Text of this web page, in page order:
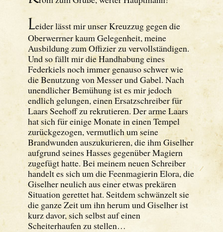
Leider lässt mir unser Kreuzzug gegen die
Oberwerrner kaum Gelegenheit, meine
Ausbildung zum Offizier zu vervollständigen.
Und so fällt mir die Handhabung eines
Federkiels noch immer genauso schwer wie
die Benutzung von Messer und Gabel. Nach
unendlicher Bemühung ist es mir jedoch
endlich gelungen, einen Ersatzschreiber für
Laars Seehoff zu rekrutieren. Der arme Laars
hat sich für einige Monate in einen Tempel
zurückgezogen, vermutlich um seine
Brandwunden auszukurieren, die ihm Giselher
aufgrund seines Hasses gegenüber Magiern
zugefügt hatte. Bei meinem neuen Schreiber
handelt es sich um die Feenmagierin Elora, die
Giselher neulich aus einer etwas prekären
Situation gerettet hat. Seitdem schwänzelt sie
die ganze Zeit um ihn herum und Giselher ist
kurz davor, sich selbst auf einen
Scheiterhaufen zu stellen…